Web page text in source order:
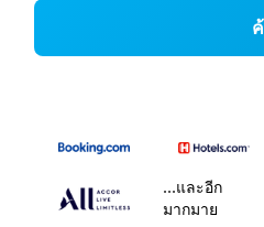
...และอีก
มากมาย